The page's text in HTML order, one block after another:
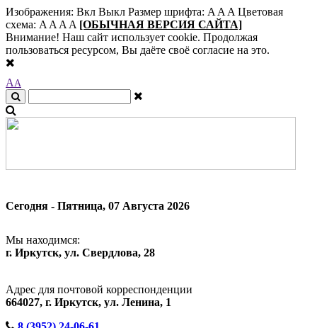
Изображения: Вкл Выкл Размер шрифта: A A A Цветовая
схема: A A A A [ОБЫЧНАЯ ВЕРСИЯ САЙТА]
Внимание! Наш сайт использует cookie. Продолжая
пользоваться ресурсом, Вы даёте своё согласие на это.
AA
Сегодня - Пятница, 07 Августа 2026
Мы находимся:
г. Иркутск, ул. Свердлова, 28
Адрес для почтовой корреспонденции
664027, г. Иркутск, ул. Ленина, 1